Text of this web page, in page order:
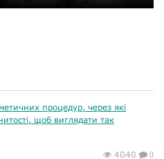
процедур, через які
щоб виглядати так
4040 0